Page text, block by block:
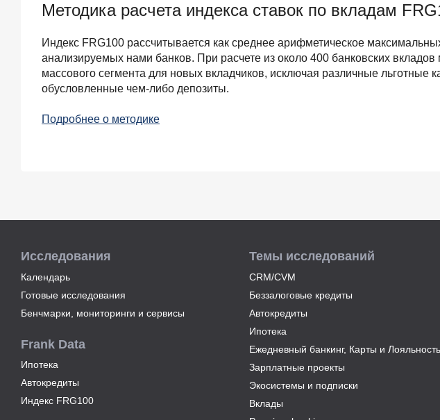
Методика расчета индекса ставок по вкладам
Индекс FRG100 рассчитывается как среднее арифметическое
анализируемых нами банков. При расчете из около 400 банковских
массового сегмента для новых вкладчиков, исключая различные льготные
обусловленные чем-либо депозиты.
Подробнее о методике
Исследования
Календарь
Готовые исследования
Бенчмарки, мониторинги и сервисы
Frank Data
Ипотека
Автокредиты
Индекс FRG100
Темы исследований
CRM/CVM
Беззалоговые кредиты
Автокредиты
Ипотека
Ежедневный банкинг, Карты и Лояльность
Зарплатные проекты
Экосистемы и подписки
Вклады